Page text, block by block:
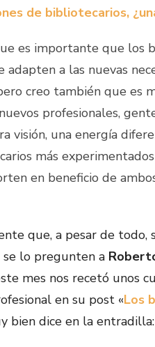
de bibliotecarios,
es importante que los
adapten a las nuevas
creo también que es
profesionales,
visión, una energía
más
en beneficio de
que, a pesar de todo,
se lo pregunten a
mes nos recetó unos
en su post «Los
bien dice en la entradilla: